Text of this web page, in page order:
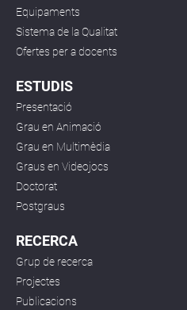
Equipaments
Sistema de la Qualitat
Ofertes per a docents
ESTUDIS
Presentació
Grau en Animació
Grau en Multimèdia
Graus en Videojocs
Doctorat
Postgraus
RECERCA
Grup de recerca
Projectes
Publicacions